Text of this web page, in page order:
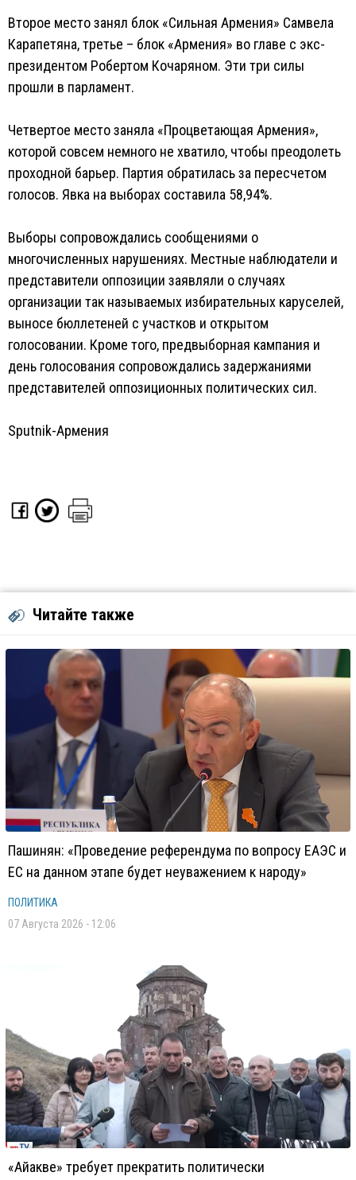
Второе место занял блок «Сильная Армения» Самвела
Карапетяна, третье – блок «Армения» во главе с экс-
президентом Робертом Кочаряном. Эти три силы
прошли в парламент.
Четвертое место заняла «Процветающая Армения»,
которой совсем немного не хватило, чтобы преодолеть
проходной барьер. Партия обратилась за пересчетом
голосов. Явка на выборах составила 58,94%.
Выборы сопровождались сообщениями о
многочисленных нарушениях. Местные наблюдатели и
представители оппозиции заявляли о случаях
организации так называемых избирательных каруселей,
выносе бюллетеней с участков и открытом
голосовании. Кроме того, предвыборная кампания и
день голосования сопровождались задержаниями
представителей оппозиционных политических сил.
Sputnik-Армения
Читайте также
Пашинян: «Проведение референдума по вопросу ЕАЭС и
ЕС на данном этапе будет неуважением к народу»
ПОЛИТИКА
07 Августа 2026 - 12:06
«Айакве» требует прекратить политически